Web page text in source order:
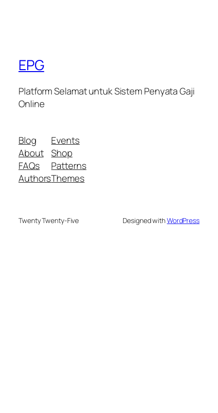
EPG
Platform Selamat untuk Sistem Penyata Gaji
Online
Blog
About
FAQs
Authors
Events
Shop
Patterns
Themes
Twenty Twenty-Five Designed withWordPress